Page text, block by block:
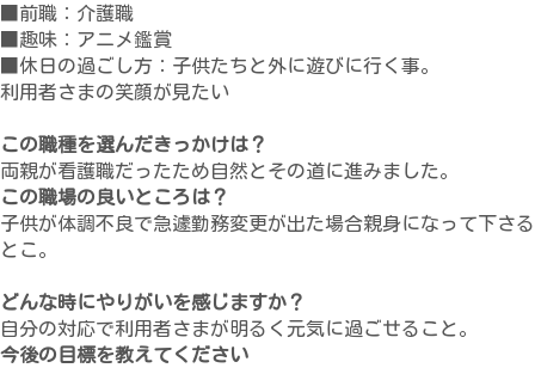
■前職：介護職
■趣味：アニメ鑑賞
■休日の過ごし方：子供たちと外に遊びに行く事。
利用者さまの笑顔が見たい
この職種を選んだきっかけは？
両親が看護職だったため自然とその道に進みました。
この職場の良いところは？
子供が体調不良で急遽勤務変更が出た場合親身になって下さる
とこ。
どんな時にやりがいを感じますか？
自分の対応で利用者さまが明るく元気に過ごせること。
今後の目標を教えてください